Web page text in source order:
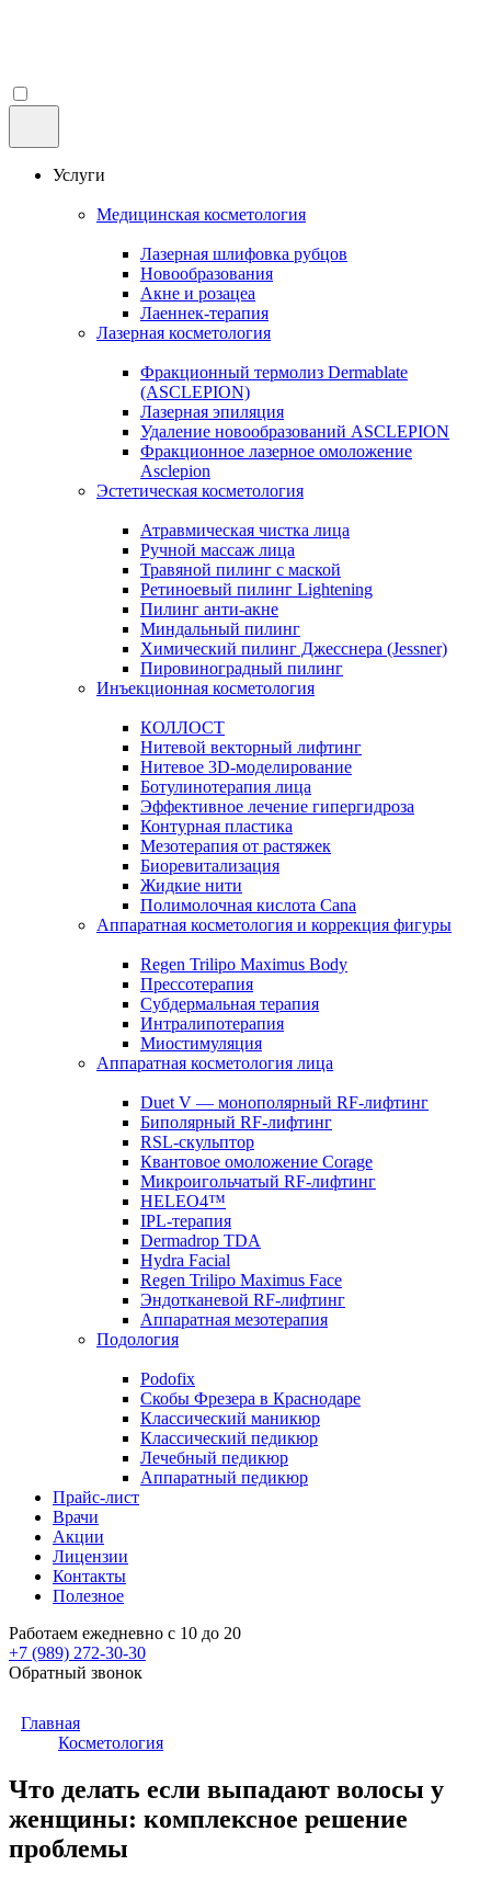
Услуги
Медицинская косметология
Лазерная шлифовка рубцов
Новообразования
Акне и розацеа
Лаеннек-терапия
Лазерная косметология
Фракционный термолиз Dermablate
(ASCLEPION)
Лазерная эпиляция
Удаление новообразований ASCLEPION
Фракционное лазерное омоложение
Asclepion
Эстетическая косметология
Атравмическая чистка лица
Ручной массаж лица
Травяной пилинг с маской
Ретиноевый пилинг Lightening
Пилинг анти-акне
Миндальный пилинг
Химический пилинг Джесснера (Jessner)
Пировиноградный пилинг
Инъекционная косметология
КОЛЛОСТ
Нитевой векторный лифтинг
Нитевое 3D-моделирование
Ботулинотерапия лица
Эффективное лечение гипергидроза
Контурная пластика
Мезотерапия от растяжек
Биоревитализация
Жидкие нити
Полимолочная кислота Cana
Аппаратная косметология и коррекция фигуры
Regen Trilipo Maximus Body
Прессотерапия
Субдермальная терапия
Интралипотерапия
Миостимуляция
Аппаратная косметология лица
Duet V — монополярный RF-лифтинг
Биполярный RF-лифтинг
RSL-скульптор
Квантовое омоложение Corage
Микроигольчатый RF-лифтинг
HELEO4™
IPL-терапия
Dermadrop TDA
Hydra Facial
Regen Trilipo Maximus Face
Эндотканевой RF-лифтинг
Аппаратная мезотерапия
Подология
Podofix
Скобы Фрезера в Краснодаре
Классический маникюр
Классический педикюр
Лечебный педикюр
Аппаратный педикюр
Прайс-лист
Врачи
Акции
Лицензии
Контакты
Полезное
Работаем ежедневно с 10 до 20
+7 (989) 272-30-30
Обратный звонок
Главная
Косметология
Что делать если выпадают волосы у
женщины: комплексное решение
проблемы